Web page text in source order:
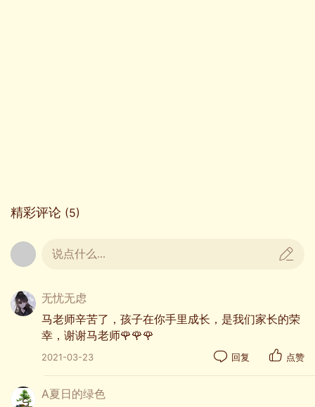
节奏欢快的家务操，大部分同学都认真完成动作。
精彩评论 (5)
说点什么...
无忧无虑
马老师辛苦了，孩子在你手里成长，是我们家长的荣
幸，谢谢马老师🌹🌹🌹
2021-03-23 回复 点赞
A夏日的绿色